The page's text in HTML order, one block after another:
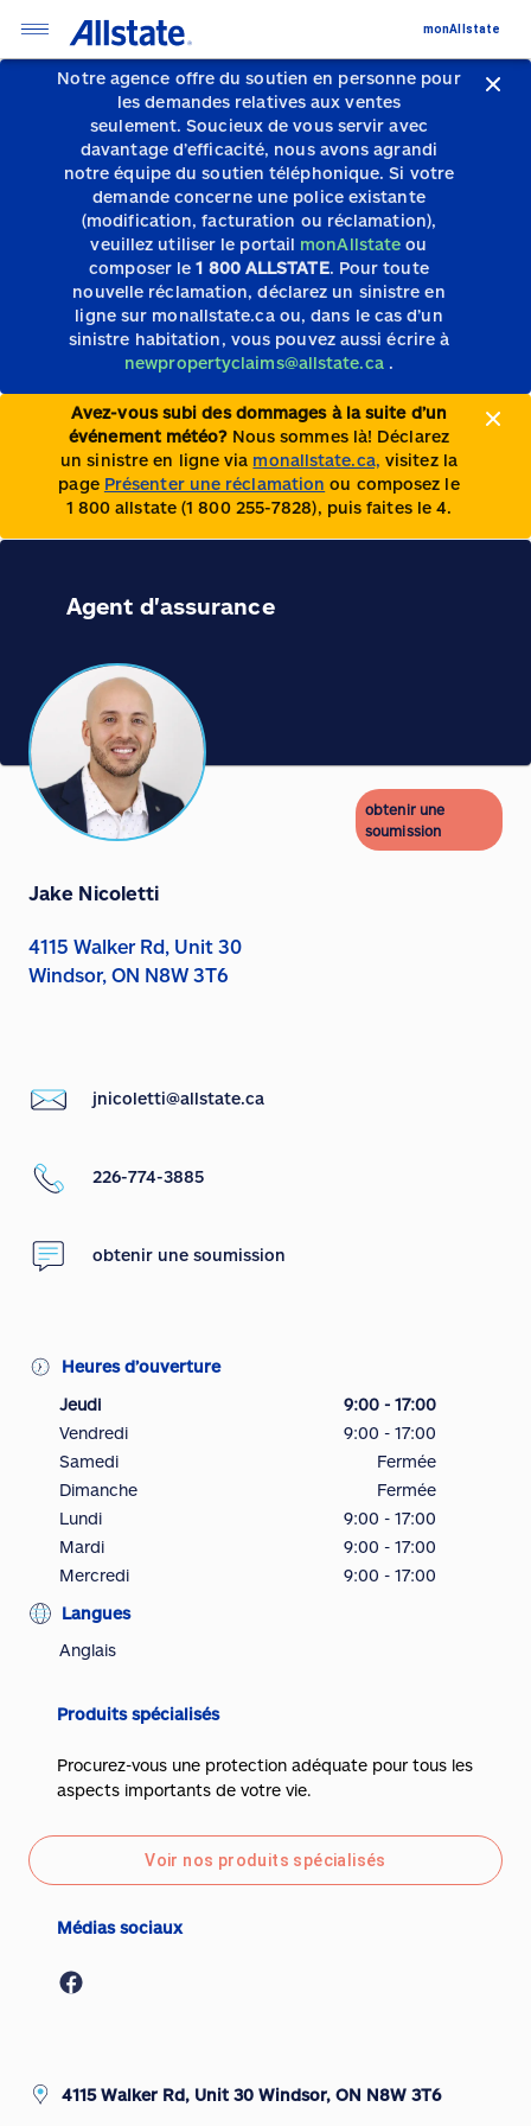
Notre agence offre du soutien en personne pour
les demandes relatives aux ventes
seulement.Soucieux de vous servir avec
davantage d’efficacité, nous avons agrandi
notre équipe du soutien téléphonique.Si votre
demande concerne une police existante
(modification, facturation ou réclamation),
veuillez utiliser le portail monAllstate ou
composer le1 800 ALLSTATE. Pour toute
nouvelle réclamation, déclarez un sinistre en
ligne sur monallstate.ca ou, dans le cas d’un
sinistre habitation, vous pouvez aussi écrire à
newpropertyclaims@allstate.ca .
Avez-vous subi des dommages à la suite d’un
événement météo? Nous sommes là! Déclarez
un sinistre en ligne via monallstate.ca, visitez la
page Présenter une réclamation ou composez le
1 800 allstate (1 800 255-7828), puis faites le 4.
monAllstate
Agent d'assurance
obtenir une
soumission
Jake Nicoletti
4115 Walker Rd, Unit 30
Windsor, ON N8W 3T6
jnicoletti@allstate.ca
226-774-3885
obtenir une soumission
Heures d’ouverture
Jeudi
9:00 - 17:00
Vendredi
9:00 - 17:00
Samedi
Fermée
Dimanche
Fermée
Lundi
9:00 - 17:00
Mardi
9:00 - 17:00
Mercredi
9:00 - 17:00
Langues
Anglais
Produits spécialisés
Procurez-vous une protection adéquate pour tous les
aspects importants de votre vie.
Voir nos produits spécialisés
Médias sociaux
4115 Walker Rd, Unit 30 Windsor, ON N8W 3T6